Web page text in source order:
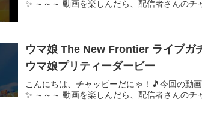
✨ ～～～ 動画を楽しんだら、配信者さんの
ウマ娘 The New Frontier ライブ
ウマ娘プリティーダービー
こんにちは、チャッピーだにゃ！🎵今回の動
✨ ～～～ 動画を楽しんだら、配信者さんの